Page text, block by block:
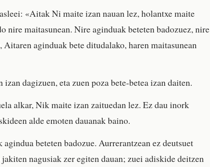
«Aitak Ni maite izan nauan lez, holantxe maite
nire maitasunean. Nire aginduak beteten badozuez, nire
aginduak bete ditudalako, haren maitasunean
izan dagizuen, eta zuen poza bete-betea izan daiten.
alkar, Nik maite izan zaituedan lez. Ez dau inork
alde emoten dauanak baino.
beteten badozue. Aurrerantzean ez deutsuet
nagusiak zer egiten dauan; zuei adiskide deitzen